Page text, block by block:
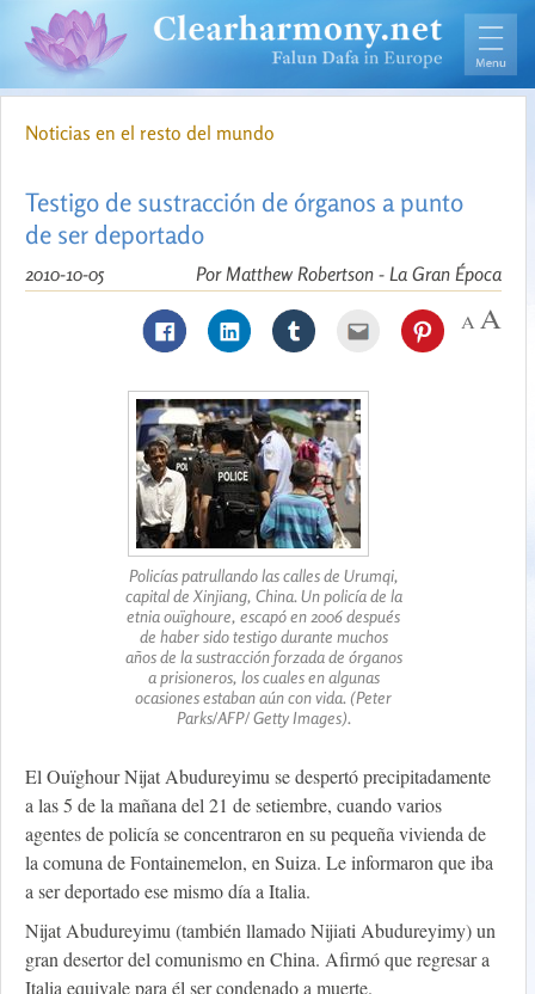
Noticias en el resto del mundo
Testigo de sustracción de órganos a punto
de ser deportado
Por Matthew Robertson - La Gran Época
2010-10-05
Policías patrullando las calles de Urumqi,
capital de Xinjiang, China. Un policía de la
etnia ouïghoure, escapó en 2006 después
de haber sido testigo durante muchos
años de la sustracción forzada de órganos
a prisioneros, los cuales en algunas
ocasiones estaban aún con vida. (Peter
Parks/AFP/ Getty Images).
El Ouïghour Nijat Abudureyimu se despertó precipitadamente
a las 5 de la mañana del 21 de setiembre, cuando varios
agentes de policía se concentraron en su pequeña vivienda de
la comuna de Fontainemelon, en Suiza. Le informaron que iba
a ser deportado ese mismo día a Italia.
Nijat Abudureyimu (también llamado Nijiati Abudureyimy) un
gran desertor del comunismo en China. Afirmó que regresar a
Italia equivale para él ser condenado a muerte.